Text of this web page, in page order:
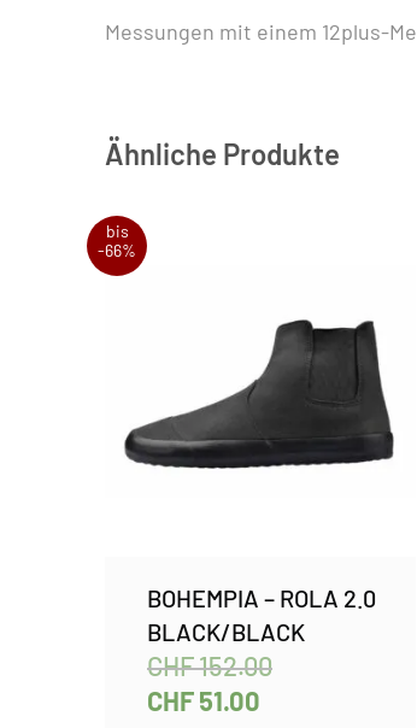
Messungen mit einem 12plus-
Ähnliche Produkte
bis
-66%
BOHEMPIA – ROLA 2.0
BLACK/BLACK
CHF152.00
CHF51.00